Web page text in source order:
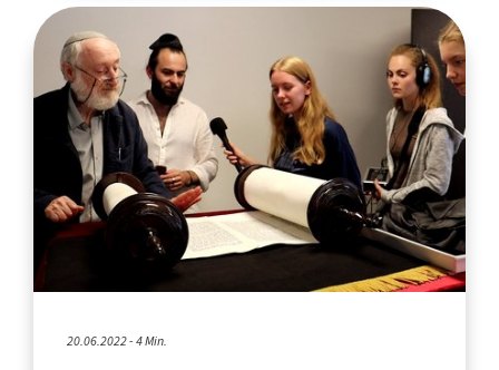
20.06.2022 - 4 Min.